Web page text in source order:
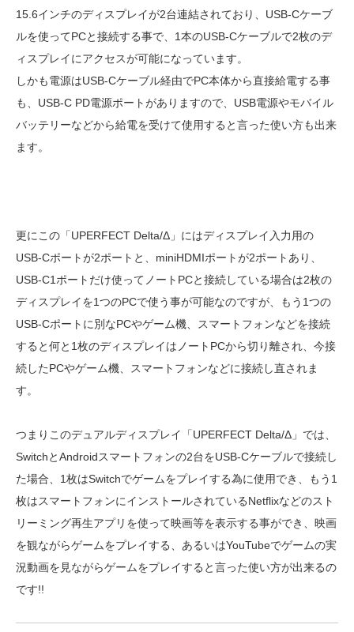
15.6インチのディスプレイが2台連結されており、USB-Cケーブ
ルを使ってPCと接続する事で、1本のUSB-Cケーブルで2枚のデ
ィスプレイにアクセスが可能になっています。
しかも電源はUSB-Cケーブル経由でPC本体から直接給電する事
も、USB-C PD電源ポートがありますので、USB電源やモバイル
バッテリーなどから給電を受けて使用すると言った使い方も出来
ます。
更にこの「UPERFECT Delta/Δ」にはディスプレイ入力用の
USB-Cポートが2ポートと、miniHDMIポートが2ポートあり、
USB-C1ポートだけ使ってノートPCと接続している場合は2枚の
ディスプレイを1つのPCで使う事が可能なのですが、もう1つの
USB-Cポートに別なPCやゲーム機、スマートフォンなどを接続
すると何と1枚のディスプレイはノートPCから切り離され、今接
続したPCやゲーム機、スマートフォンなどに接続し直されま
す。
つまりこのデュアルディスプレイ「UPERFECT Delta/Δ」では、
SwitchとAndroidスマートフォンの2台をUSB-Cケーブルで接続し
た場合、1枚はSwitchでゲームをプレイする為に使用でき、もう1
枚はスマートフォンにインストールされているNetflixなどのスト
リーミング再生アプリを使って映画等を表示する事ができ、映画
を観ながらゲームをプレイする、あるいはYouTubeでゲームの実
況動画を見ながらゲームをプレイすると言った使い方が出来るの
です!!